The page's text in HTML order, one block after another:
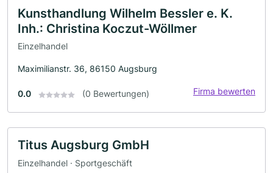
Kunsthandlung Wilhelm Bessler e. K.
Inh.: Christina Koczut-Wöllmer
Einzelhandel
Maximilianstr. 36, 86150 Augsburg
0.0 (0 Bewertungen) Firma bewerten
Titus Augsburg GmbH
Einzelhandel · Sportgeschäft